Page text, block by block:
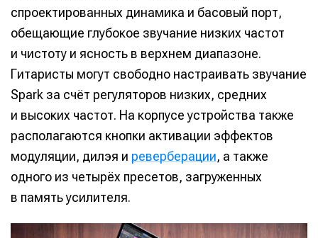
спроектированных динамика и басовый порт,
обещающие глубокое звучание низких частот
и чистоту и ясность в верхнем диапазоне.
Гитаристы могут свободно настраивать звучание
Spark за счёт регуляторов низких, средних
и высоких частот. На корпусе устройства также
располагаются кнопки активации эффектов
модуляции, дилэя и реверберации, а также
одного из четырёх пресетов, загруженных
в память усилителя.